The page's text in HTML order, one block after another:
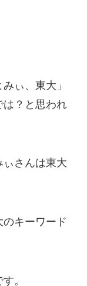
ぃ、東大」
は？と思われ
ぃさんは東大
キーワード
。